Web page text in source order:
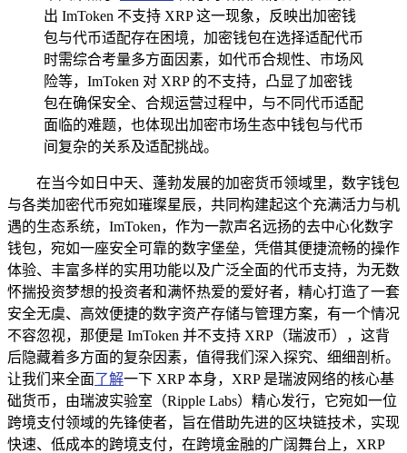
出 ImToken 不支持 XRP 这一现象，反映出加密钱
包与代币适配存在困境，加密钱包在选择适配代币
时需综合考量多方面因素，如代币合规性、市场风
险等，ImToken 对 XRP 的不支持，凸显了加密钱
包在确保安全、合规运营过程中，与不同代币适配
面临的难题，也体现出加密市场生态中钱包与代币
间复杂的关系及适配挑战。
在当今如日中天、蓬勃发展的加密货币领域里，数字钱包
与各类加密代币宛如璀璨星辰，共同构建起这个充满活力与机
遇的生态系统，ImToken，作为一款声名远扬的去中心化数字
钱包，宛如一座安全可靠的数字堡垒，凭借其便捷流畅的操作
体验、丰富多样的实用功能以及广泛全面的代币支持，为无数
怀揣投资梦想的投资者和满怀热爱的爱好者，精心打造了一套
安全无虞、高效便捷的数字资产存储与管理方案，有一个情况
不容忽视，那便是 ImToken 并不支持 XRP（瑞波币），这背
后隐藏着多方面的复杂因素，值得我们深入探究、细细剖析。
让我们来全面了解一下 XRP 本身，XRP 是瑞波网络的核心基
础货币，由瑞波实验室（Ripple Labs）精心发行，它宛如一位
跨境支付领域的先锋使者，旨在借助先进的区块链技术，实现
快速、低成本的跨境支付，在跨境金融的广阔舞台上，XRP